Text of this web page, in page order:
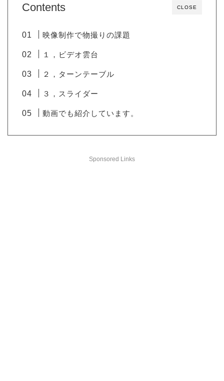
CLOSE
Contents
映像制作で物撮りの課題
１，ビデオ雲台
２，ターンテーブル
３，スライダー
動画でも紹介しています。
Sponsored Links